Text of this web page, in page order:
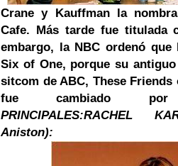
Crane y Kauffman la
Cafe. Más tarde fue titulada
embargo, la NBC ordenó
Six of One, porque su
sitcom de ABC, These
fue cambiado por
PRINCIPALES:RACHEL
Aniston):